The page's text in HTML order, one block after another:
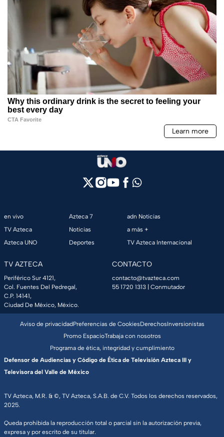
en vivo
TV Azteca
Azteca UNO
Azteca 7
Noticias
Deportes
adn Noticias
a más +
TV Azteca Internacional
TV AZTECA
Periférico Sur 4121,
Col. Fuentes Del Pedregal,
C.P. 14141,
Ciudad De México, México.
CONTACTO
contacto@tvazteca.com
55 1720 1313 | Conmutador
TV Azteca, M.R. & ©, TV Azteca, S.A.B. de C.V. Todos los derechos reservados,
2025.
Queda prohibida la reproducción total o parcial sin la autorización previa,
expresa y por escrito de su titular.
Aviso de privacidadPreferencias de CookiesDerechosInversionistas
Promo EspacioTrabaja con nosotros
Programa de ética, integridad y cumplimiento
Defensor de Audiencias y Código de Ética de Televisión Azteca III y
Televisora del Valle de México